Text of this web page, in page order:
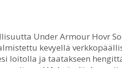
Under Armour Hovr
kevyellä
loitolla ja taatakseen